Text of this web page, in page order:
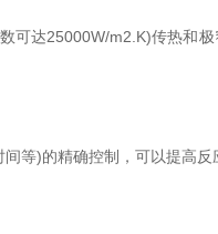
达25000W/m2.K)传热和
等)的精确控制，可以提高反